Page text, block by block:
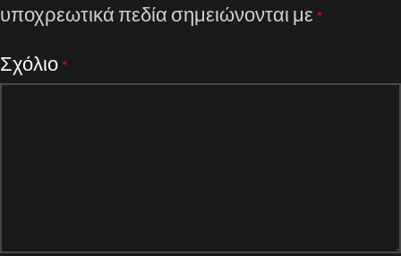
υποχρεωτικά πεδία σημειώνονται με *
Σχόλιο *